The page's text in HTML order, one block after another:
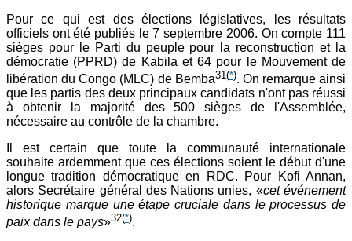
Pour ce qui est des élections législatives, les résultats
officiels ont été publiés le 7 septembre 2006. On compte 111
sièges pour le Parti du peuple pour la reconstruction et la
démocratie (PPRD) de Kabila et 64 pour le Mouvement de
libération du Congo (MLC) de Bemba31(*). On remarque ainsi
que les partis des deux principaux candidats n'ont pas réussi
à obtenir la majorité des 500 sièges de l'Assemblée,
nécessaire au contrôle de la chambre.
Il est certain que toute la communauté internationale
souhaite ardemment que ces élections soient le début d'une
longue tradition démocratique en RDC. Pour Kofi Annan,
alors Secrétaire général des Nations unies, «cet événement
historique marque une étape cruciale dans le processus de
paix dans le pays»32(*).